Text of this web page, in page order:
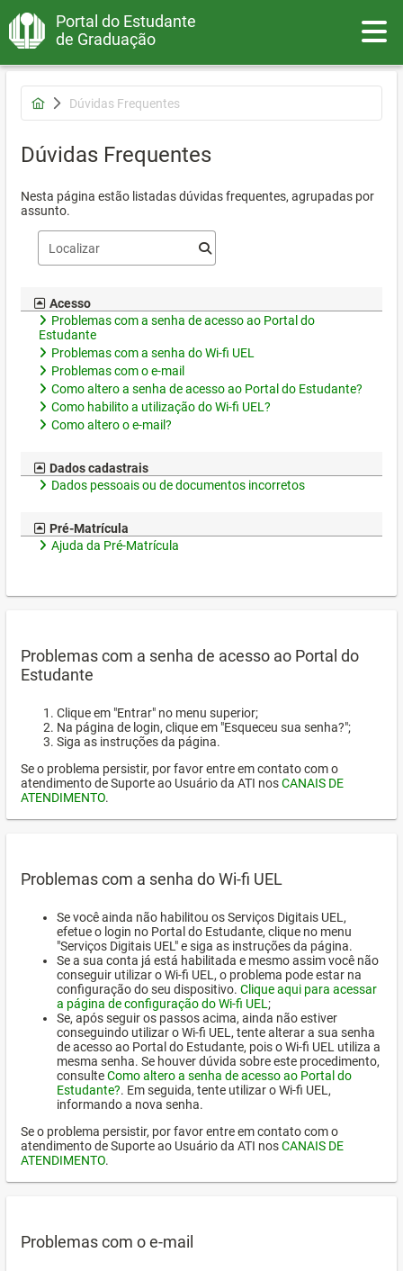
Portal do Estudante
de Graduação
Dúvidas Frequentes
Dúvidas Frequentes
Nesta página estão listadas dúvidas frequentes, agrupadas por
assunto.
Acesso
Problemas com a senha de acesso ao Portal do
Estudante
Problemas com a senha do Wi-fi UEL
Problemas com o e-mail
Como altero a senha de acesso ao Portal do Estudante?
Como habilito a utilização do Wi-fi UEL?
Como altero o e-mail?
Dados cadastrais
Dados pessoais ou de documentos incorretos
Pré-Matrícula
Ajuda da Pré-Matrícula
Problemas com a senha de acesso ao Portal do
Estudante
Clique em "Entrar" no menu superior;
Na página de login, clique em "Esqueceu sua senha?";
Siga as instruções da página.
Se o problema persistir, por favor entre em contato com o
atendimento de Suporte ao Usuário da ATI nosCANAIS DE
ATENDIMENTO.
Problemas com a senha do Wi-fi UEL
Se você ainda não habilitou os Serviços Digitais UEL,
efetue o login no Portal do Estudante, clique no menu
"Serviços Digitais UEL" e siga as instruções da página.
Se a sua conta já está habilitada e mesmo assim você não
conseguir utilizar o Wi-fi UEL, o problema pode estar na
configuração do seu dispositivo. Clique aqui para acessar
a página de configuração do Wi-fi UEL ;
Se, após seguir os passos acima, ainda não estiver
conseguindo utilizar o Wi-fi UEL, tente alterar a sua senha
de acesso ao Portal do Estudante, pois o Wi-fi UEL utiliza a
mesma senha. Se houver dúvida sobre este procedimento,
consulteComo altero a senha de acesso ao Portal do
Estudante?. Em seguida, tente utilizar o Wi-fi UEL,
informando a nova senha.
Se o problema persistir, por favor entre em contato com o
atendimento de Suporte ao Usuário da ATI nosCANAIS DE
ATENDIMENTO.
Problemas com o e-mail